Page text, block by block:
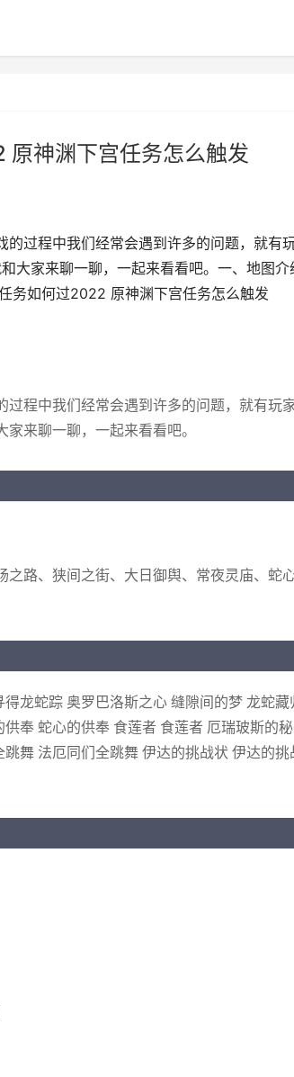
神渊下宫任务怎么触发
过程中我们经常会遇到许多的问题，就有
大家来聊一聊，一起来看看吧。一、地图介
务如何过2022 原神渊下宫任务怎么触发
过程中我们经常会遇到许多的问题，就有玩
来聊一聊，一起来看看吧。
之路、狭间之街、大日御舆、常夜灵庙、蛇
龙蛇踪 奥罗巴洛斯之心 缝隙间的梦 龙蛇
奉 蛇心的供奉 食莲者 食莲者 厄瑞玻斯的
舞 法厄同们全跳舞 伊达的挑战状 伊达的